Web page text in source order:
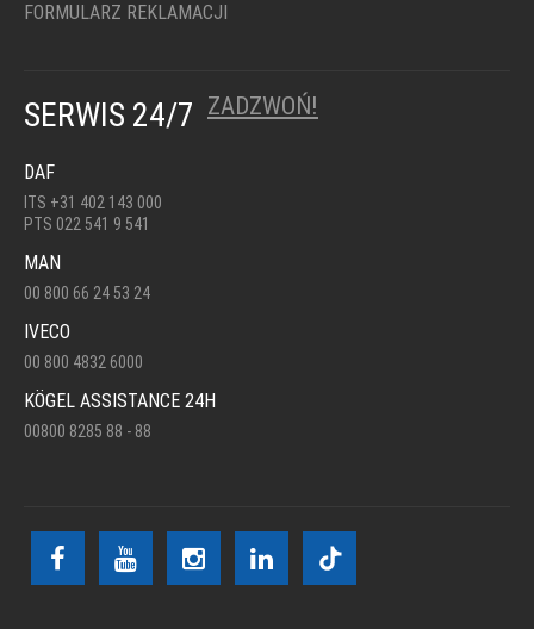
FORMULARZ REKLAMACJI
SERWIS 24/7 ZADZWOŃ!
DAF
ITS +31 402 143 000
PTS 022 541 9 541
MAN
00 800 66 24 53 24
IVECO
00 800 4832 6000
KÖGEL ASSISTANCE 24H
00800 8285 88 - 88